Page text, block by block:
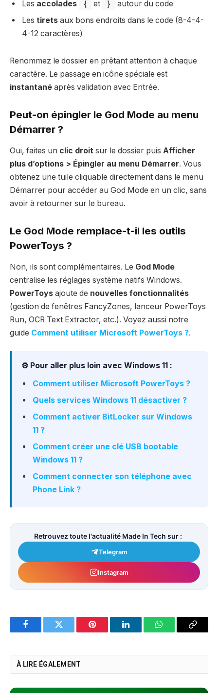
Les accolades { et }
autour du code
Les tirets aux bons endroits dans le code (8-4-4-
4-12 caractères)
Renommez le dossier en prêtant attention à chaque
caractère. Le passage en icône spéciale est
instantané après validation avec Entrée.
Peut-on épingler le God Mode au menu
Démarrer ?
Oui, faites un clic droit sur le dossier puis Afficher
plus d’options > Épingler au menu Démarrer. Vous
obtenez une tuile cliquable directement dans le menu
Démarrer pour accéder au God Mode en un clic, sans
avoir à retourner sur le bureau.
Le God Mode remplace-t-il les outils
PowerToys ?
Non, ils sont complémentaires. Le God Mode
centralise les réglages système natifs Windows.
PowerToys ajoute de nouvelles fonctionnalités
(gestion de fenêtres FancyZones, lanceur PowerToys
Run, OCR Text Extractor, etc.). Voyez aussi notre
guide Comment utiliser Microsoft PowerToys ?.
⚙️ Pour aller plus loin avec Windows 11 :
Comment utiliser Microsoft PowerToys ?
Quels services Windows 11 désactiver ?
Comment activer BitLocker sur Windows
11 ?
Comment créer une clé USB bootable
Windows 11 ?
Comment connecter son téléphone avec
Phone Link ?
Retrouvez toute l'actualité Made In Tech sur :
Telegram
Instagram
FacebookTwitter Pinterest LinkedInWhatsAppCopy
À LIRE ÉGALEMENT